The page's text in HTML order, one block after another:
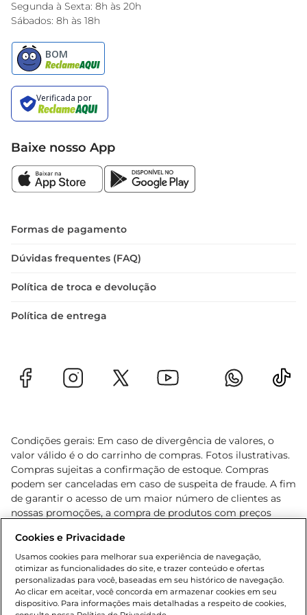
Segunda à Sexta: 8h às 20h
Sábados: 8h às 18h
Baixe nosso App
Formas de pagamento
Dúvidas frequentes (FAQ)
Política de troca e devolução
Política de entrega
Condições gerais: Em caso de divergência de valores, o
valor válido é o do carrinho de compras. Fotos ilustrativas.
Compras sujeitas a confirmação de estoque. Compras
podem ser canceladas em caso de suspeita de fraude. A fim
de garantir o acesso de um maior número de clientes as
nossas promoções, a compra de produtos com preços
cliente. Os preços, ofertas e condições são exclusivos para
o e-commerce e válidos durante o dia de hoje, podendo
sofrer alterações sem prévia notificação. Proibida a venda
de bebidas alcoólicas para menores de 18 anos, conforme
Lei n.º 8069/90, art. 81, inciso II (Estatuto da Criança e do
Cookies e Privacidade
Usamos cookies para melhorar sua experiência de navegação,
otimizar as funcionalidades do site, e trazer conteúdo e ofertas
personalizadas para você, baseadas em seu histórico de navegação.
Ao clicar em aceitar, você concorda em armazenar cookies em seu
dispositivo. Para informações mais detalhadas a respeito de cookies,